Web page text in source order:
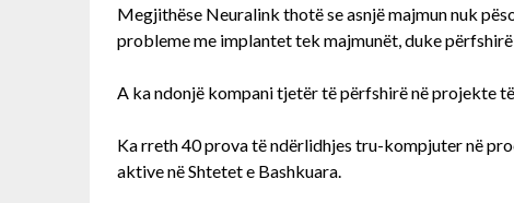
Megjithëse Neuralink thotë se asnjë majmun nuk
probleme me implantet tek majmunët, duke
A ka ndonjë kompani tjetër të përfshirë në projekte
Ka rreth 40 prova të ndërlidhjes tru-kompjuter në
aktive në Shtetet e Bashkuara.